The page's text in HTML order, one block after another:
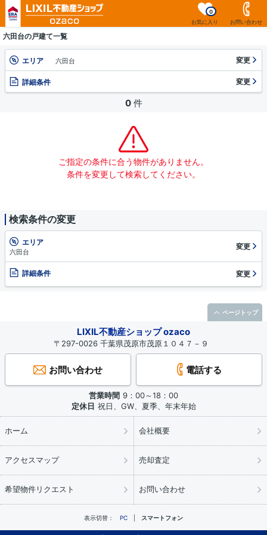
お気に入り
0
お問い合わせ
六田台の戸建て一覧
エリア 六田台 変更
詳細条件 変更
0 件
ご指定の条件に合う物件がありません。
条件を変更して検索してください。
検索条件の変更
エリア
六田台
変更
詳細条件 変更
LIXIL不動産ショップ ozaco
〒297-0026 千葉県茂原市茂原１０４７－９
お問い合わせ 電話する
営業時間 9：00～18：00
定休日 祝日、GW、夏季、年末年始
ホーム 会社概要
アクセスマップ 売却査定
希望物件リクエスト お問い合わせ
表示切替： PC スマートフォン
ページトップ